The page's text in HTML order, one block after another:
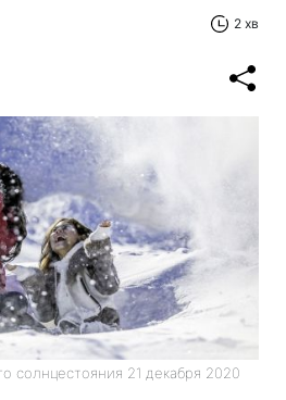
2 хв
солнцестояния 21 декабря 2020